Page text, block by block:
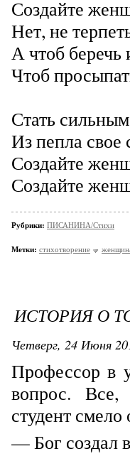
Создайте
Нет, не
А чтоб беречь
Чтоб
Стать
Из пепла свое
Создайте
Создайте
Рубрики: ПИСАНИНА/Стихи
Метки: стихотворение
ИСТОРИЯ О
Четверг, 24 Июня
Профессор в
вопрос. Все,
студент
— Бог создал